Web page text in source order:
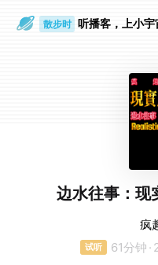
散步时 听播客，上小宇
边水往事：现
疯
试听 61分钟 ·